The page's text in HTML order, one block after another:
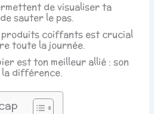
de visualiser ta
sauter le pas.
produits coiffants est crucial
toute la journée.
est ton meilleur allié : son
différence.